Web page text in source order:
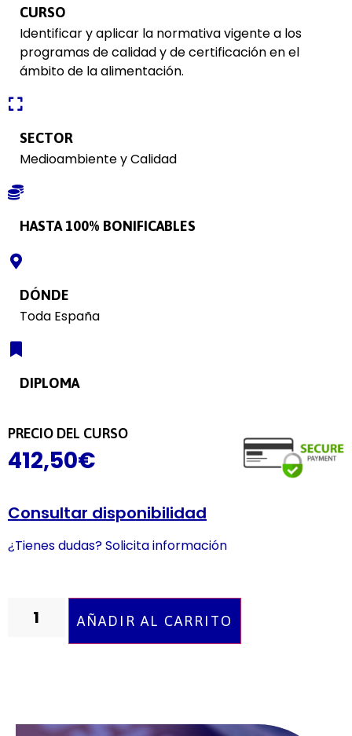
CURSO
Identificar y aplicar la normativa vigente a los
programas de calidad y de certificación en el
ámbito de la alimentación.
SECTOR
Medioambiente y Calidad
HASTA 100% BONIFICABLES
DÓNDE
Toda España
DIPLOMA
PRECIO DEL CURSO
412,50€
Consultar disponibilidad
¿Tienes dudas? Solicita información
AÑADIR AL CARRITO